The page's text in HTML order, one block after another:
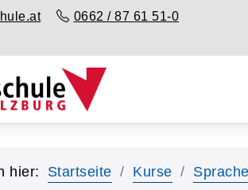
0662 / 87 61 51-0
hier: Startseite Kurse